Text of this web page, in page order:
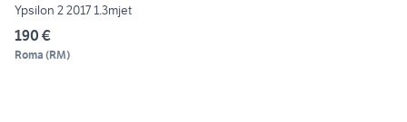
Ypsilon 2 2017 1.3mjet
190 €
Roma (RM)